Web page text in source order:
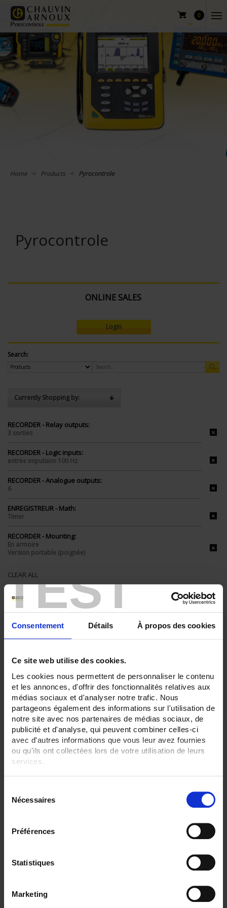
TEST
Consentement Détails À propos des cookies
Ce site web utilise des cookies.
Les cookies nous permettent de personnaliser le contenu
et les annonces, d'offrir des fonctionnalités relatives aux
médias sociaux et d'analyser notre trafic. Nous
partageons également des informations sur l'utilisation de
notre site avec nos partenaires de médias sociaux, de
publicité et d'analyse, qui peuvent combiner celles-ci
avec d'autres informations que vous leur avez fournies
ou qu'ils ont collectées lors de votre utilisation de leurs
services.
Nécessaires
Préférences
Statistiques
Marketing
0
Home Products Pyrocontrole
Pyrocontrole
ONLINE SALES
Login
Search:
Currently Shopping by:
RECORDER - Relay outputs:
3 sorties
RECORDER - Logic inputs:
entrée impulsion 100 Hz
RECORDER - Analogue outputs:
6
ENREGISTREUR - Math:
Timer
RECORDER - Mounting:
En armoire
Version portable (poignée)
CLEAR ALL
Shop By
Sort By Set Descending Direction
3 item(s) Show
- 3 and 6 channels, 24 external channels - 4.3" TFT screen